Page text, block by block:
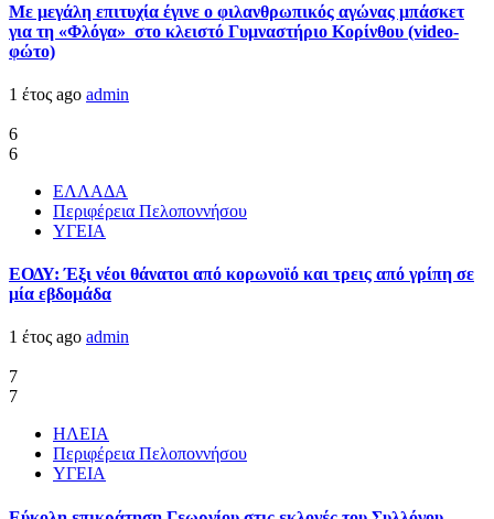
Με μεγάλη επιτυχία έγινε ο φιλανθρωπικός αγώνας μπάσκετ
για τη «Φλόγα» στο κλειστό Γυμναστήριο Κορίνθου (video-
φώτο)
1 έτος ago admin
6
6
ΕΛΛΑΔΑ
Περιφέρεια Πελοποννήσου
ΥΓΕΙΑ
ΕΟΔΥ: Έξι νέοι θάνατοι από κορωνοϊό και τρεις από γρίπη σε
μία εβδομάδα
1 έτος ago admin
7
7
ΗΛΕΙΑ
Περιφέρεια Πελοποννήσου
ΥΓΕΙΑ